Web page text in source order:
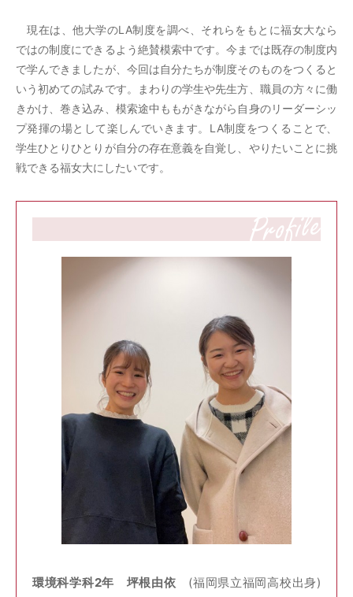
現在は、他大学のLA制度を調べ、それらをもとに福女大なら
ではの制度にできるよう絶賛模索中です。今までは既存の制度内
で学んできましたが、今回は自分たちが制度そのものをつくると
いう初めての試みです。まわりの学生や先生方、職員の方々に働
きかけ、巻き込み、模索途中ももがきながら自身のリーダーシッ
プ発揮の場として楽しんでいきます。LA制度をつくることで、
学生ひとりひとりが自分の存在意義を自覚し、やりたいことに挑
戦できる福女大にしたいです。
環境科学科2年 坪根由依 (福岡県立福岡高校出身)